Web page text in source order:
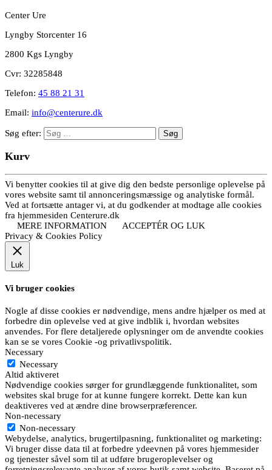
Center Ure
Lyngby Storcenter 16
2800 Kgs Lyngby
Cvr: 32285848
Telefon: 45 88 21 31
Email: info@centerure.dk
Søg efter:
Kurv
Vi benytter cookies til at give dig den bedste personlige oplevelse på
vores website samt til annonceringsmæssige og analytiske formål.
Ved at fortsætte antager vi, at du godkender at modtage alle cookies
fra hjemmesiden Centerure.dk
MERE INFORMATION
ACCEPTÉR OG LUK
Privacy & Cookies Policy
Luk
Vi bruger cookies
Nogle af disse cookies er nødvendige, mens andre hjælper os med at
forbedre din oplevelse ved at give indblik i, hvordan websites
anvendes. For flere detaljerede oplysninger om de anvendte cookies
kan se se vores Cookie -og privatlivspolitik.
Necessary
Necessary
Altid aktiveret
Nødvendige cookies sørger for grundlæggende funktionalitet, som
websites skal bruge for at kunne fungere korrekt. Dette kan kun
deaktiveres ved at ændre dine browserpræferencer.
Non-necessary
Non-necessary
Webydelse, analytics, brugertilpasning, funktionalitet og marketing:
Vi bruger disse data til at forbedre ydeevnen på vores hjemmesider
og tjenester såvel som til at udføre brugeroplevelser og